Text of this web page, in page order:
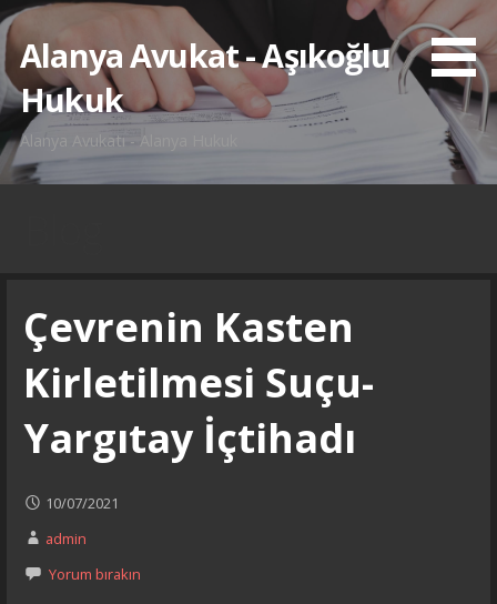
İçeriğe
atlaAlanya Avukat - Aşıkoğlu
Hukuk
Alanya Avukatı - Alanya Hukuk
Çevrenin Kasten
Kirletilmesi Suçu-
Yargıtay İçtihadı
10/07/2021
admin
Yorum bırakın